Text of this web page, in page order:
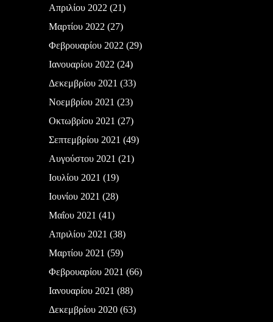
Απριλίου 2022 (21)
Μαρτίου 2022 (27)
Φεβρουαρίου 2022 (29)
Ιανουαρίου 2022 (24)
Δεκεμβρίου 2021 (33)
Νοεμβρίου 2021 (23)
Οκτωβρίου 2021 (27)
Σεπτεμβρίου 2021 (49)
Αυγούστου 2021 (21)
Ιουλίου 2021 (19)
Ιουνίου 2021 (28)
Μαΐου 2021 (41)
Απριλίου 2021 (38)
Μαρτίου 2021 (59)
Φεβρουαρίου 2021 (66)
Ιανουαρίου 2021 (88)
Δεκεμβρίου 2020(63)